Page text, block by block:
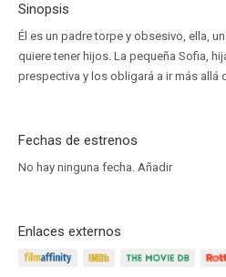
Sinopsis
Él es un padre torpe y obsesivo, ella,
quiere tener hijos. La pequeña Sofia,
prespectiva y los obligará a ir más allá
Fechas de estrenos
No hay ninguna fecha. Añadir
Enlaces externos